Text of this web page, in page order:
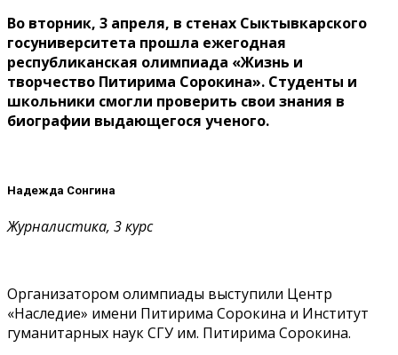
Во вторник, 3 апреля, в стенах Сыктывкарского
госуниверситета прошла ежегодная
республиканская олимпиада «Жизнь и
творчество Питирима Сорокина». Студенты и
школьники смогли проверить свои знания в
биографии выдающегося ученого.
Надежда Сонгина
Журналистика, 3 курс
Организатором олимпиады выступили Центр
«Наследие» имени Питирима Сорокина и Институт
гуманитарных наук СГУ им. Питирима Сорокина.